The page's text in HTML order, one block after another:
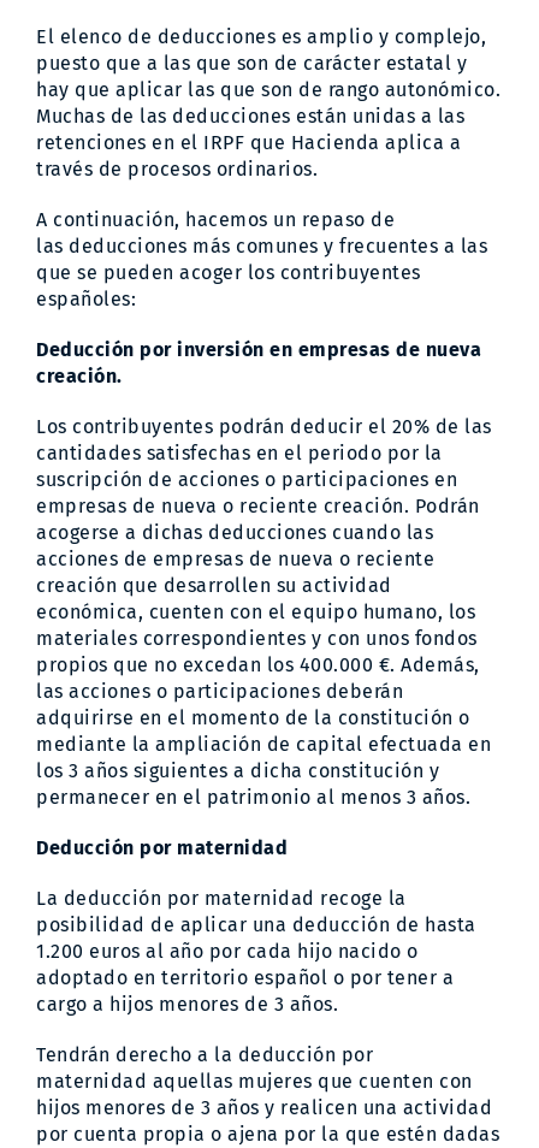
El elenco de deducciones es amplio y complejo,
puesto que a las que son de carácter estatal y
hay que aplicar las que son de rango autonómico.
Muchas de las deducciones están unidas a las
retenciones en el IRPF que Hacienda aplica a
través de procesos ordinarios.
A continuación, hacemos un repaso de
las deducciones más comunes y frecuentes a las
que se pueden acoger los contribuyentes
españoles:
Deducción por inversión en empresas de nueva
creación.
Los contribuyentes podrán deducir el 20% de las
cantidades satisfechas en el periodo por la
suscripción de acciones o participaciones en
empresas de nueva o reciente creación. Podrán
acogerse a dichas deducciones cuando las
acciones de empresas de nueva o reciente
creación que desarrollen su actividad
económica, cuenten con el equipo humano, los
materiales correspondientes y con unos fondos
propios que no excedan los 400.000 €. Además,
las acciones o participaciones deberán
adquirirse en el momento de la constitución o
mediante la ampliación de capital efectuada en
los 3 años siguientes a dicha constitución y
permanecer en el patrimonio al menos 3 años.
Deducción por maternidad
La deducción por maternidad recoge la
posibilidad de aplicar una deducción de hasta
1.200 euros al año por cada hijo nacido o
adoptado en territorio español o por tener a
cargo a hijos menores de 3 años.
Tendrán derecho a la deducción por
maternidad aquellas mujeres que cuenten con
hijos menores de 3 años y realicen una actividad
por cuenta propia o ajena por la que estén dadas